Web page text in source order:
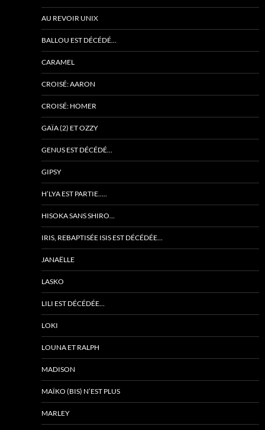
AU REVOIR UNIX
BALLOU EST DÉCÉDÉ…
CARAMEL
CROISÉ: AARON
CROISÉ: HOMER
GAÏA (2) ET OZZY
GENUS EST DÉCÉDÉ…
GIPSY
H’LYA EST PARTIE…..
HISOKA SANS SHIRO…
IRIS, REBAPTISÉE ISIS EST DÉCÉDÉE…
JANAËLLE
LASKO
LILI EST DÉCÉDÉE…
LOKI
LOUNA ET RALPH
MADISON
MAÏKO (BIS) N’EST PLUS
MARLEY